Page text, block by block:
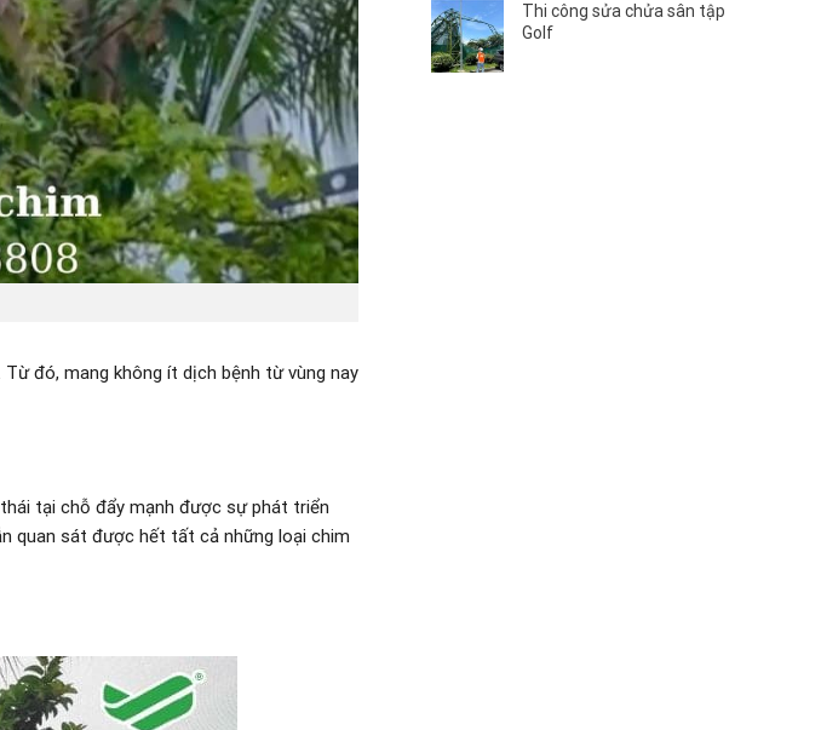
đó, mang không ít dịch bệnh từ vùng nay
tại chỗ đẩy mạnh được sự phát triển
quan sát được hết tất cả những loại chim
Thi công sửa chửa sân tập
Golf